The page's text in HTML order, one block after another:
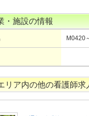
・施設の情報
M0420
リア内の他の看護師求